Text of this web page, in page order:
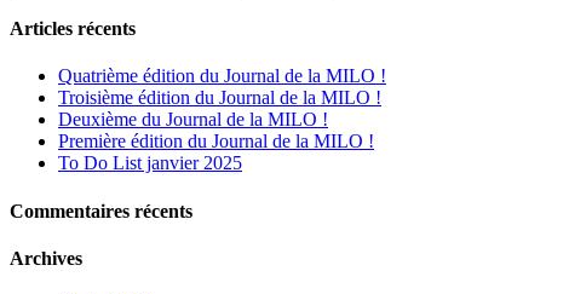
Articles récents
Quatrième édition du Journal de la MILO !
Troisième édition du Journal de la MILO !
Deuxième du Journal de la MILO !
Première édition du Journal de la MILO !
To Do List janvier 2025
Commentaires récents
Archives